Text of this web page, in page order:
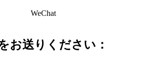
WeChat
お送りください：